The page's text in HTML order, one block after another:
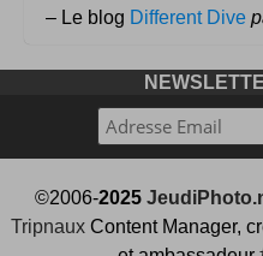
– Le blog Different Dive
©2006-2025
TripnauxContent Manager,